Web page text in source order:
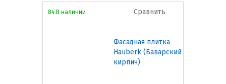
Сравнить
Фасадная плитка
Hauberk (Баварский
кирпич)
84 В наличии